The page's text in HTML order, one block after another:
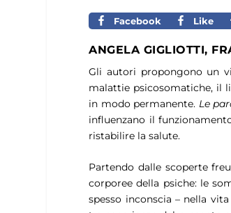
Facebook Like
ANGELA GIGLIOTTI,
Gli autori propongono un
malattie psicosomatiche, il
in modo permanente. Le
influenzano il
ristabilire la salute.
Partendo dalle scoperte
corporee della psiche: le
spesso inconscia – nella